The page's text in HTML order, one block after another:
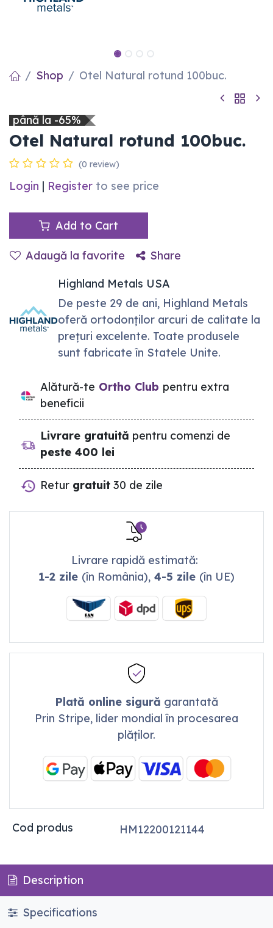
Shop Otel Natural rotund 100buc.
până la -65%
Otel Natural rotund 100buc.
(0 review)
Login | Register to see price
Add to Cart
Adaugă la favorite
Share
Highland Metals USA
De peste 29 de ani, Highland Metals
oferă ortodonților arcuri de calitate la
prețuri excelente. Toate produsele
sunt fabricate în Statele Unite.
Alătură-te Ortho Club pentru extra
beneficii
Livrare gratuită pentru comenzi de
peste 400 lei
Retur gratuit 30 de zile
Livrare rapidă estimată:
1-2 zile (în România),4-5 zile (în UE)
Plată online sigură garantată
Prin Stripe, lider mondial în procesarea
plăților.
Cod produs HM12200121144
Description
Specifications